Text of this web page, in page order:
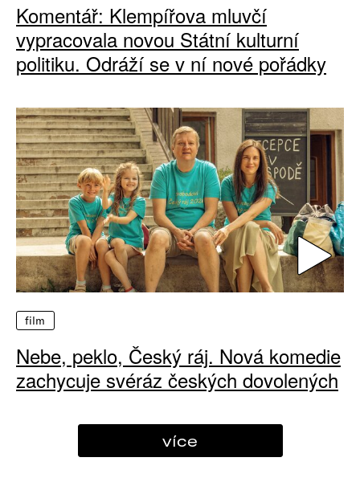
Komentář: Klempířova mluvčí
vypracovala novou Státní kulturní
politiku. Odráží se v ní nové pořádky
film
Nebe, peklo, Český ráj. Nová komedie
zachycuje svéráz českých dovolených
více